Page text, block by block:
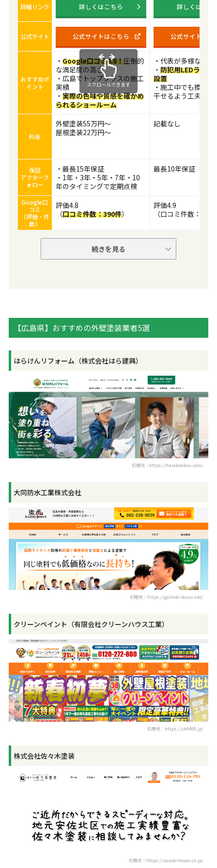
詳細リンク 詳しくはこちら 詳しくはこち
公式サイト 公式サイトはこちら 公式サイトはこ
おすすめポ
イント
・ Google口コミ4.8！圧倒的
な満足度の高さ
・広島でトップクラスの施工
実績
・ 実際の色味や質感を確かめ
られるショールーム
・代表が多様な資
・ 防犯用LEDライト
設置
・施工中でも換気
干せるよう工夫
料金
外壁塗装55万円～
屋根塗装22万円～
記載なし
保証
アフターフ
ォロー
・最長15年保証
・1年・3年・5年・7年・10
年のタイミングで定期点検
最長10年保証
Google口
コミ
（評価・件
数）
評価4.8
（口コミ件数：390件）
評価4.9
（口コミ件数：100
続きを見る
スクロールできます
【広島県】おすすめの外壁塗装業者5選
はらけんリフォーム（株式会社はら建興）
引用元：https://harakenkou.com/
大同防水工業株式会社
引用元：https://gaiheki.bosui.net/
クリーンペイント（有限会社クリーンハウス工業）
引用元：https://ch9400.jp/
株式会社佐々木塗装
引用元：https://sasaki-tosou.co.jp/